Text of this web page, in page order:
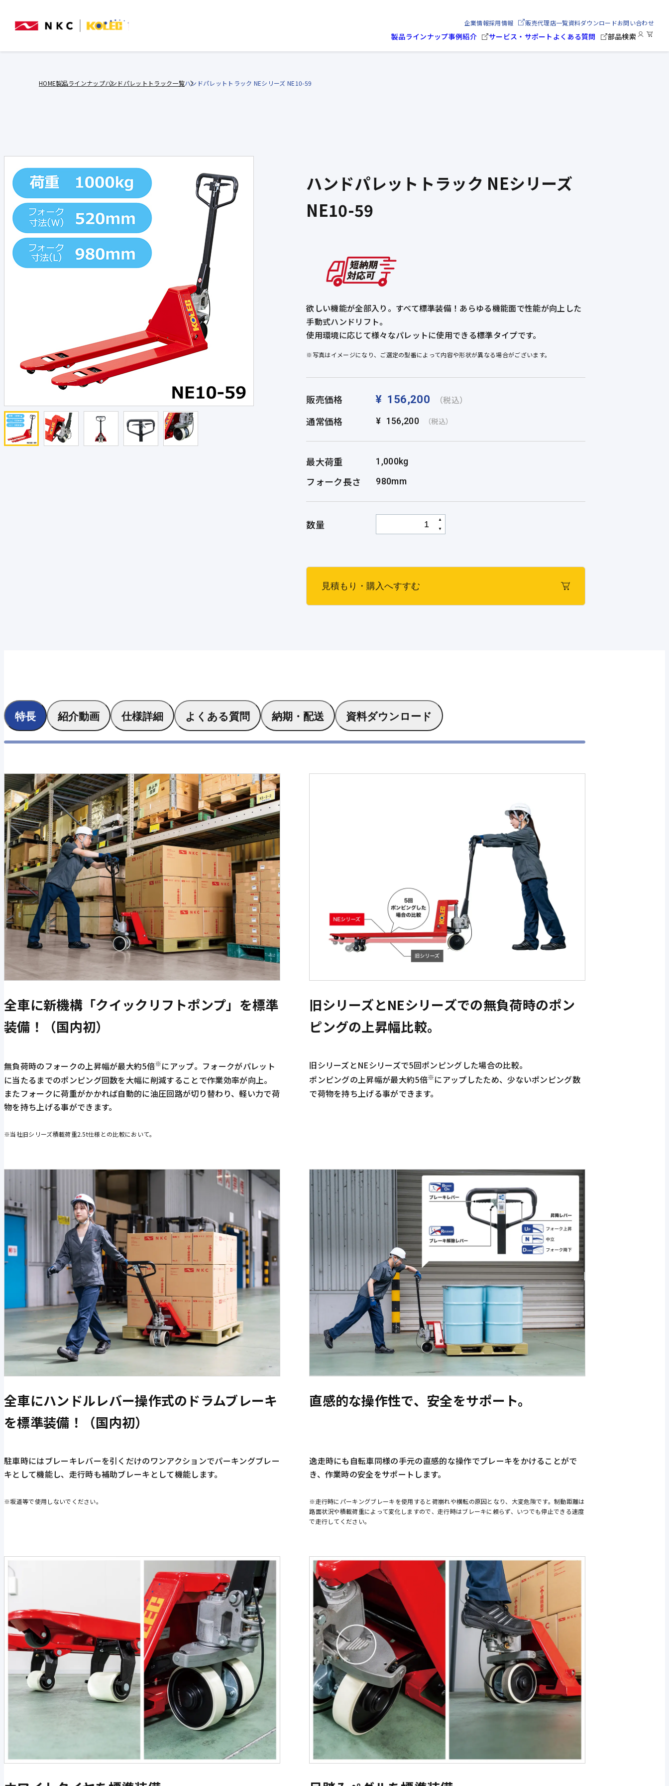
製品ラインナップ事例紹介 サービス・サポート よくある質問 部品検索
企業情報採用情報 販売代理店一覧資料ダウンロードお問い合わせ
HOME製品ラインナップハンドパレットトラック一覧ハンドパレットトラック NEシリーズ NE10-59
ハンドパレットトラック NEシリーズ
NE10-59
欲しい機能が全部入り。すべて標準装備！あらゆる機能面で性能が向上した
手動式ハンドリフト。
使用環境に応じて様々なパレットに使用できる標準タイプです。
※写真はイメージになり、ご選定の型番によって内容や形状が異なる場合がございます。
販売価格 ¥ 156,200 （税込）
通常価格 ¥ 156,200 （税込）
最大荷重 1,000kg
フォーク長さ 980mm
数量 ▲
▼
見積もり・購入へすすむ
特長 紹介動画 仕様詳細 よくある質問 納期・配送 資料ダウンロード
全車に新機構「クイックリフトポンプ」を標準
装備！（国内初）
無負荷時のフォークの上昇幅が最大約5倍※にアップ。フォークがパレット
に当たるまでのポンピング回数を大幅に削減することで作業効率が向上。
またフォークに荷重がかかれば自動的に油圧回路が切り替わり、軽い力で荷
物を持ち上げる事ができます。
※当社旧シリーズ積載荷重2.5t仕様との比較において。
旧シリーズとNEシリーズでの無負荷時のポン
ピングの上昇幅比較。
旧シリーズとNEシリーズで5回ポンピングした場合の比較。
ポンピングの上昇幅が最大約5倍※にアップしたため、少ないポンピング数
で荷物を持ち上げる事ができます。
全車にハンドルレバー操作式のドラムブレーキ
を標準装備！（国内初）
駐車時にはブレーキレバーを引くだけのワンアクションでパーキングブレー
キとして機能し、走行時も補助ブレーキとして機能します。
※坂道等で使用しないでください。
直感的な操作性で、安全をサポート。
逸走時にも自転車同様の手元の直感的な操作でブレーキをかけることがで
き、作業時の安全をサポートします。
※走行時にパーキングブレーキを使用すると荷崩れや横転の原因となり、大変危険です。制動距離は
路面状況や積載荷重によって変化しますので、走行時はブレーキに頼らず、いつでも停止できる速度
で走行してください。